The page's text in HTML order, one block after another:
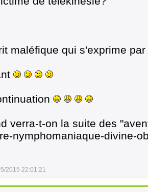
maléfique qui s'exprime
verra-t-on la suite des
nymphomaniaque-divine-
2015 22:01:21